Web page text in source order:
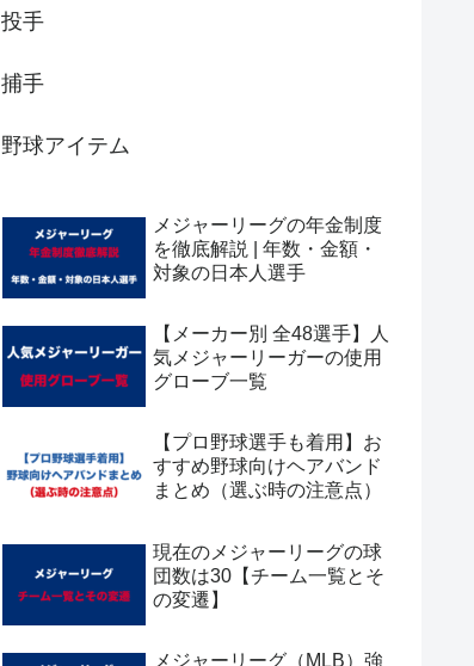
投手
捕手
野球アイテム
メジャーリーグの年金制度
を徹底解説 | 年数・金額・
対象の日本人選手
【メーカー別 全48選手】人
気メジャーリーガーの使用
グローブ一覧
【プロ野球選手も着用】お
すすめ野球向けヘアバンド
まとめ（選ぶ時の注意点）
現在のメジャーリーグの球
団数は30【チーム一覧とそ
の変遷】
メジャーリーグ（MLB）強